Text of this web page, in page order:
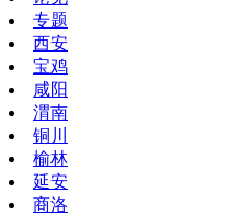
专题
西安
宝鸡
咸阳
渭南
铜川
榆林
延安
商洛